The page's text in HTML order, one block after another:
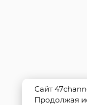
Сайт
Продолжая